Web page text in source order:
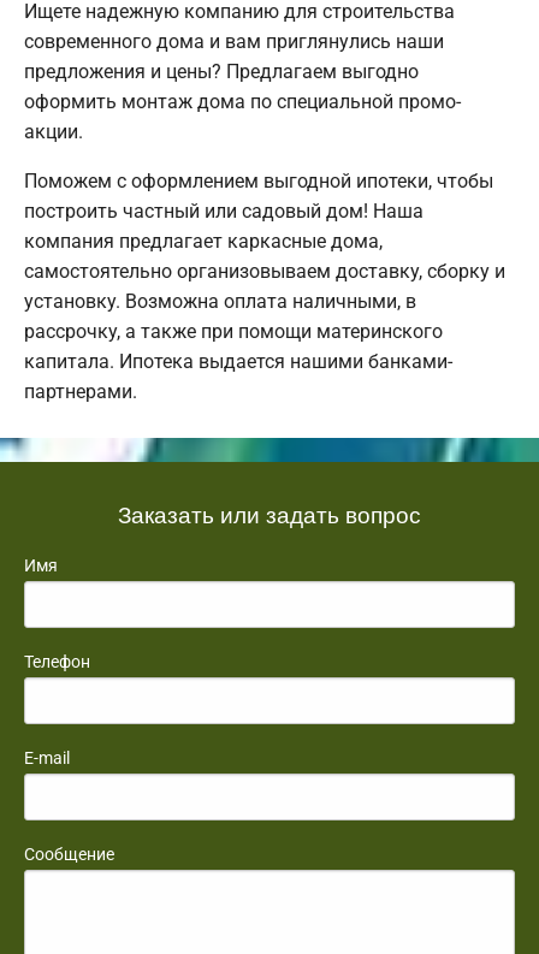
Ищете надежную компанию для строительства
современного дома и вам приглянулись наши
предложения и цены? Предлагаем выгодно
оформить монтаж дома по специальной промо-
акции.
Поможем с оформлением выгодной ипотеки, чтобы
построить частный или садовый дом! Наша
компания предлагает каркасные дома,
самостоятельно организовываем доставку, сборку и
установку. Возможна оплата наличными, в
рассрочку, а также при помощи материнского
капитала. Ипотека выдается нашими банками-
партнерами.
Заказать или задать вопрос
Имя
Телефон
E-mail
Сообщение